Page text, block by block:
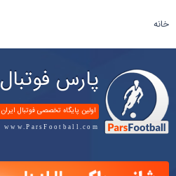
خانه
پارس فوتبال
اولین پایگاه تخصصی فوتبال ایران
www.ParsFootball.com